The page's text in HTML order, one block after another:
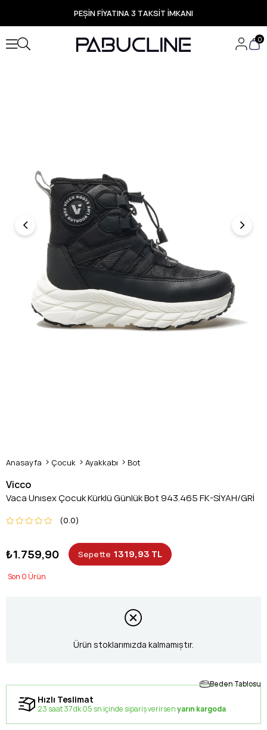
PEŞİN FİYATINA 3 TAKSİT İMKANI
TÜM ÜRÜNLERDE ÜCRETSİZ KARGO
Yeni Sezon Ürünlerde Özel Fırsatlar
Seçili Ürünlerde Hızlı Teslimat
0
Anasayfa Çocuk Ayakkabı Bot
Vicco
Vaca Unısex Çocuk Kürklü Günlük Bot 943.465 FK-SİYAH/GRİ
0.0
₺1.759,90 Sepette 1319,93 TL
0
Ürün stoklarımızda kalmamıştır.
Beden Tablosu
Hızlı Teslimat
23 saat 37 dk 04 sn içinde sipariş verirsenyarın kargoda